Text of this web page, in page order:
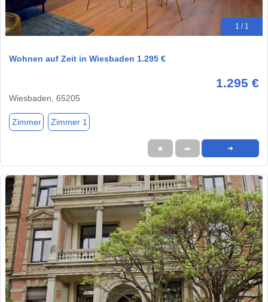
1 / 1
Wohnen auf Zeit in Wiesbaden 1.295 €
1.295 €
Wiesbaden, 65205
Zimmer Zimmer 1
★ ➦ ➜